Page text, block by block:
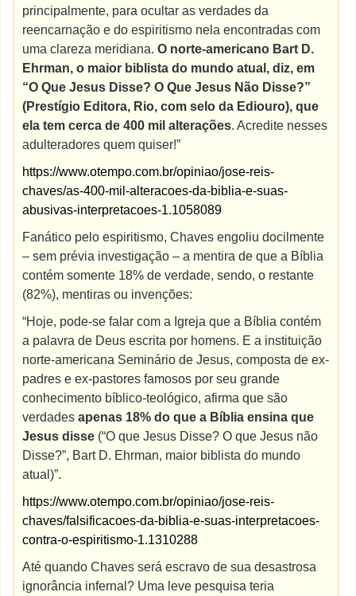
principalmente, para ocultar as verdades da
reencarnação e do espiritismo nela encontradas com
uma clareza meridiana.O norte-americano Bart D.
Ehrman, o maior biblista do mundo atual, diz, em
“O Que Jesus Disse? O Que Jesus Não Disse?”
(Prestígio Editora, Rio, com selo da Ediouro), que
ela tem cerca de 400 mil alterações. Acredite nesses
adulteradores quem quiser!”
https://www.otempo.com.br/opiniao/jose-reis-
chaves/as-400-mil-alteracoes-da-biblia-e-suas-
abusivas-interpretacoes-1.1058089
Fanático pelo espiritismo, Chaves engoliu docilmente
– sem prévia investigação – a mentira de que a Bíblia
contém somente 18% de verdade, sendo, o restante
(82%), mentiras ou invenções:
“Hoje, pode-se falar com a Igreja que a Bíblia contém
a palavra de Deus escrita por homens. E a instituição
norte-americana Seminário de Jesus, composta de ex-
padres e ex-pastores famosos por seu grande
conhecimento bíblico-teológico, afirma que são
verdadesapenas 18% do que a Bíblia ensina que
Jesus disse (“O que Jesus Disse? O que Jesus não
Disse?”, Bart D. Ehrman, maior biblista do mundo
atual)”.
https://www.otempo.com.br/opiniao/jose-reis-
chaves/falsificacoes-da-biblia-e-suas-interpretacoes-
contra-o-espiritismo-1.1310288
Até quando Chaves será escravo de sua desastrosa
ignorância infernal? Uma leve pesquisa teria